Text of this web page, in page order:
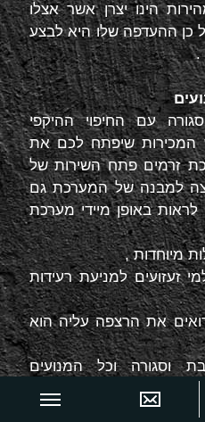
הינו יצרן אשר אצלו
כן ההעדפה שלו היא לבצע
.
עם החיפוי ההיקפי
המכירות שיפתח לכם את
זרמים פתח השירות של
למבנה של המערכת גם
לראות באופן מיידי מערכת
מיוחדות ,
זעזועים למניעת רעידות
את הרצפה עליה הוא
וסגורה וכל המנועים
הבריכה תהיה יריעה אשר